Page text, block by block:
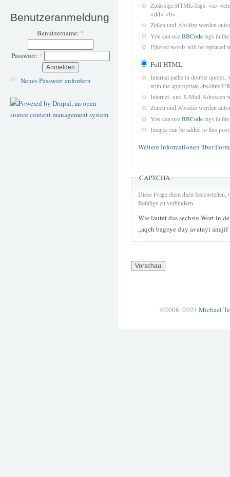
Benutzeranmeldung
Benutzername: *
Passwort: *
Neues Passwort anfordern
Zulässige HTML-Tags: <a>
<dd> <b>
Zeilen und Absätze werden
You can useBBCodetags in
Filtered words will be replaced
Full HTML
Internal paths in double quotes,
with the appropriate absolute
Internet- und E-Mail-Adressen
Zeilen und Absätze werden
You can useBBCodetags in
Images can be added to this post.
Weitere Informationen über
CAPTCHA
Diese Frage dient dazu
Beiträge zu verhindern.
Wie lautet das sechste Wort in
„aqeh bagoye duy avatayi
©2008–2024 Michael